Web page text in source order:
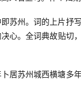
苏州。词的上片抒
心。全词典故贴切
居苏州城西横塘多